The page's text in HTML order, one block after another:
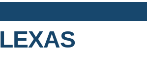
LEXAS